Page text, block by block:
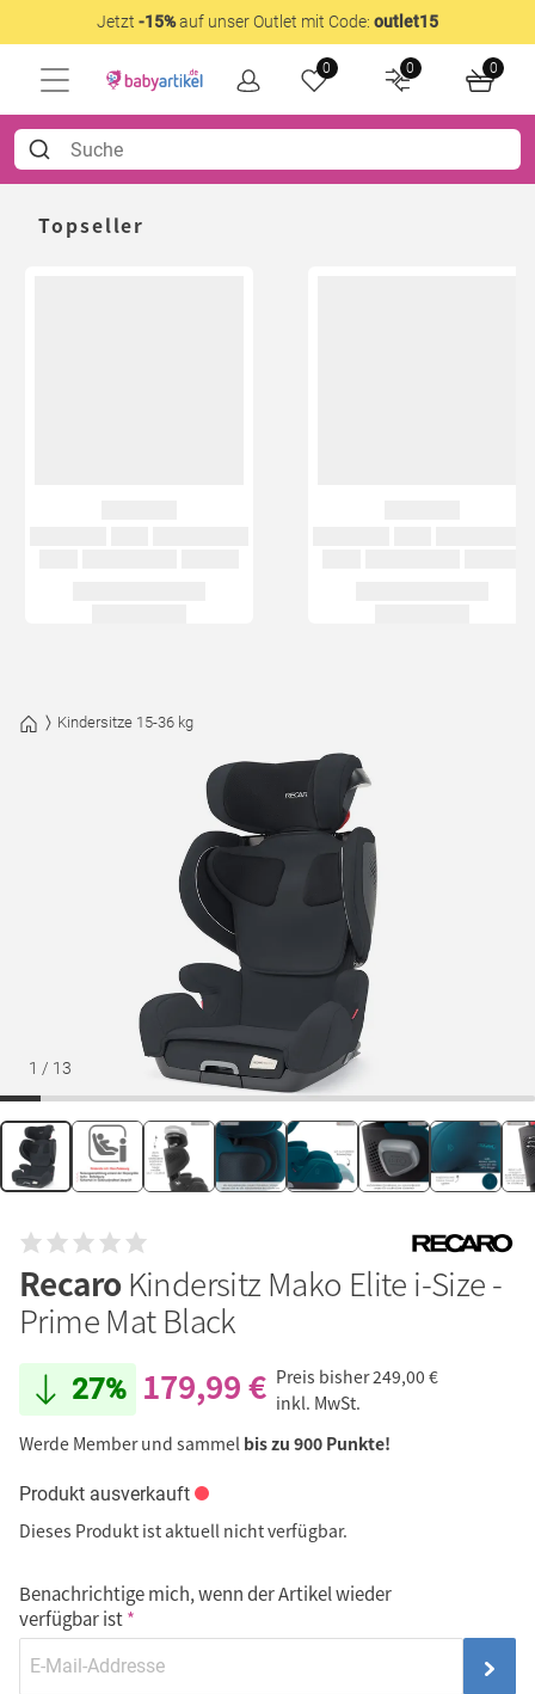
Jetzt -15%auf unser Outlet mit Code: outlet15
0 0 0
Topseller
Kindersitze 15-36 kg
1 / 13
RecaroKindersitz Mako Elite i-Size -
Prime Mat Black
27% 179,99 € Preis bisher249,00 €
inkl. MwSt.
Werde Member und sammel bis zu 900 Punkte!
Produkt ausverkauft
Dieses Produkt ist aktuell nicht verfügbar.
Benachrichtige mich, wenn der Artikel wieder
verfügbar ist